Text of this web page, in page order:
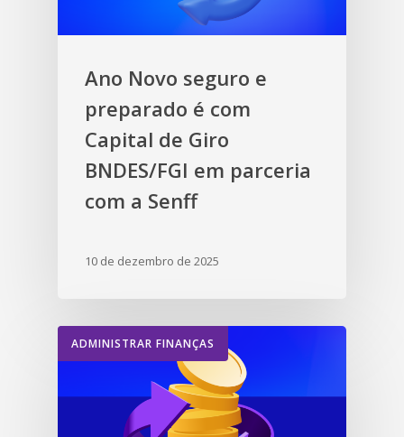
Ano Novo seguro e
preparado é com
Capital de Giro
BNDES/FGI em parceria
com a Senff
10 de dezembro de 2025
ADMINISTRAR FINANÇAS